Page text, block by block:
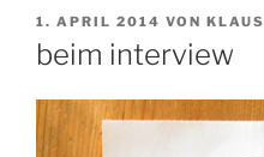
VERÖFFENTLICHT
AM
1. APRIL 2014 VON KLAUS
beim interview